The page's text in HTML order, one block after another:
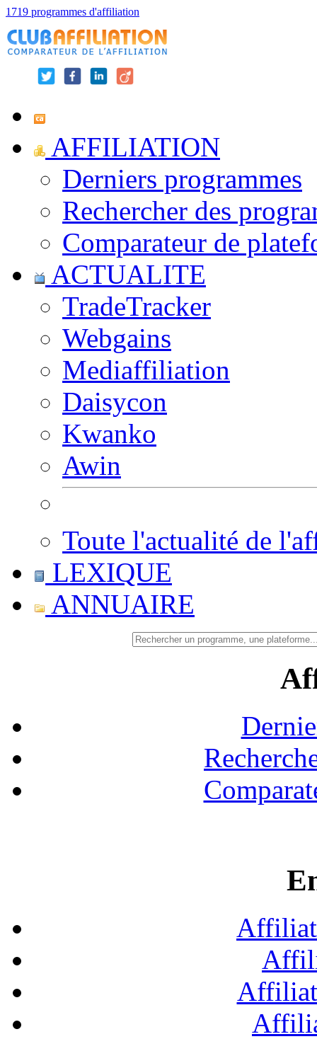
1719 programmes d'affiliation
AFFILIATION
Derniers programmes
Rechercher des
Comparateur de
ACTUALITE
TradeTracker
Webgains
Mediaffiliation
Daisycon
Kwanko
Awin
Toute l'actualité de
LEXIQUE
ANNUAIRE